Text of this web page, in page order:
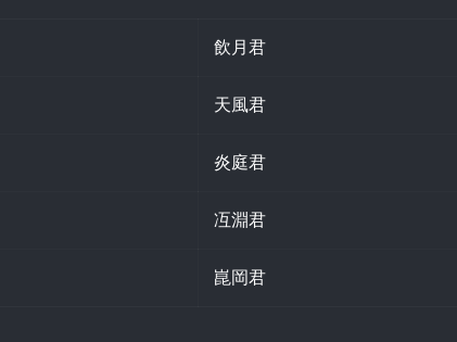
飲月君
天風君
炎庭君
冱淵君
崑岡君